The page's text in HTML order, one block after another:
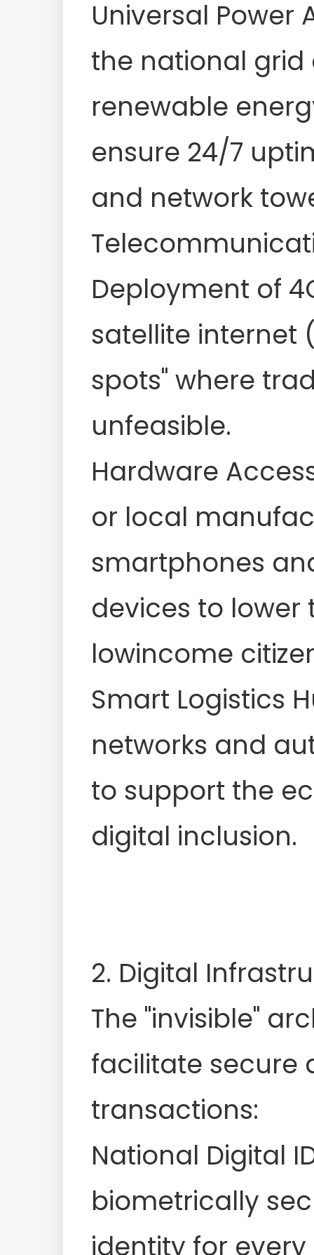
Universal Power
the national
renewable
ensure 24/7
and network
Deployment of
satellite internet
spots" where
unfeasible.
Hardware
or local
smartphones
devices to lower
lowincome
Smart Logistics
networks and
to support the
digital inclusion.
2. Digital
The "invisible"
facilitate secure
transactions:
National Digital
biometrically
identity for